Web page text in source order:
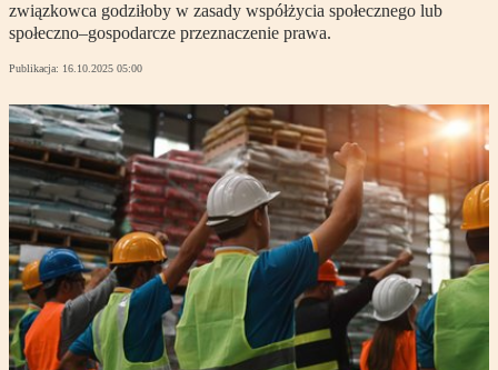
związkowca godziłoby w zasady współżycia społecznego lub
społeczno–gospodarcze przeznaczenie prawa.
Publikacja: 16.10.2025 05:00